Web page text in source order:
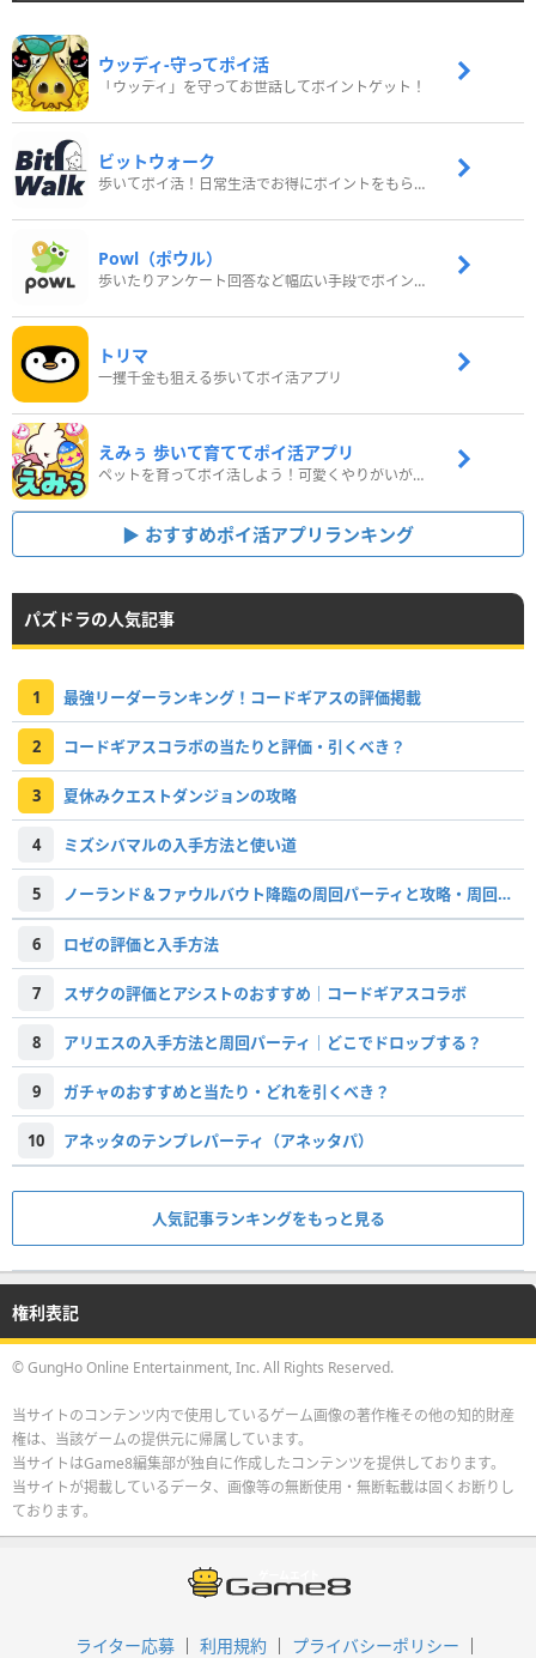
ウッディ‐守ってポイ活
「ウッディ」を守ってお世話してポイントゲット！
ビットウォーク
歩いてポイ活！日常生活でお得にポイントをもらおう
Powl（ポウル）
歩いたりアンケート回答など幅広い手段でポイントをゲット
トリマ
一攫千金も狙える歩いてポイ活アプリ
えみぅ 歩いて育ててポイ活アプリ
ペットを育ってポイ活しよう！可愛くやりがいがある新感覚アプリ
おすすめポイ活アプリランキング
パズドラの人気記事
1 最強リーダーランキング！コードギアスの評価掲載
2 コードギアスコラボの当たりと評価・引くべき？
3 夏休みクエストダンジョンの攻略
4 ミズシバマルの入手方法と使い道
5 ノーランド＆ファウルバウト降臨の周回パーティと攻略・周回すべき？
6 ロゼの評価と入手方法
7 スザクの評価とアシストのおすすめ｜コードギアスコラボ
8 アリエスの入手方法と周回パーティ｜どこでドロップする？
9 ガチャのおすすめと当たり・どれを引くべき？
10 アネッタのテンプレパーティ（アネッタパ）
人気記事ランキングをもっと見る
権利表記
© GungHo Online Entertainment, Inc. All Rights Reserved.
当サイトのコンテンツ内で使用しているゲーム画像の著作権その他の知的財産
権は、当該ゲームの提供元に帰属しています。
当サイトはGame8編集部が独自に作成したコンテンツを提供しております。
当サイトが掲載しているデータ、画像等の無断使用・無断転載は固くお断りし
ております。
ライター応募 利用規約
プライバシーポリシー